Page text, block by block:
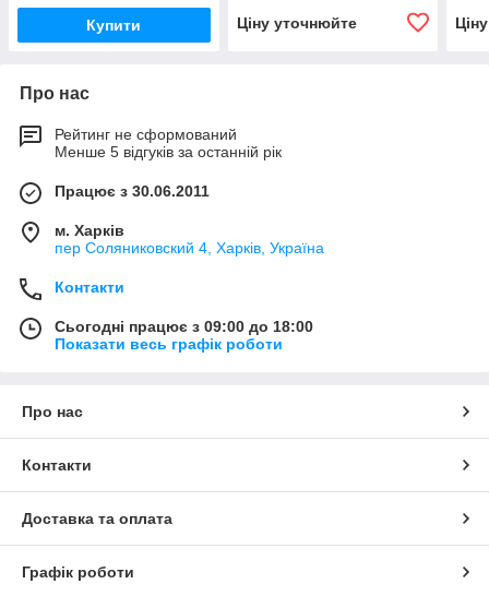
Купити Ціну уточнюйте
Про нас
Рейтинг не сформований
Менше 5 відгуків за останній рік
Працює з 30.06.2011
м. Харків
пер Соляниковский 4, Харків, Україна
Контакти
Сьогодні працює з 09:00 до 18:00
Показати весь графік роботи
Про нас
Контакти
Доставка та оплата
Графік роботи